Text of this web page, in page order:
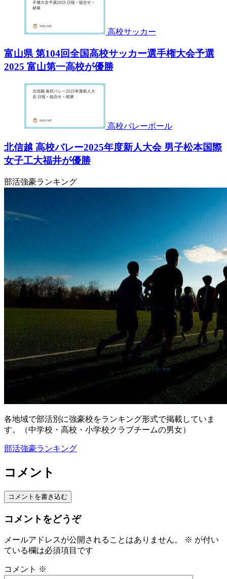
高校サッカー
富山県 第104回全国高校サッカー選手権大会予選
2025 富山第一高校が優勝
高校バレーボール
北信越 高校バレー2025年度新人大会 男子松本国際
女子工大福井が優勝
部活強豪ランキング
各地域で部活別に強豪校をランキング形式で掲載していま
す。（中学校・高校・小学校クラブチームの男女）
部活強豪ランキング
コメント
コメントを書き込む
コメントをどうぞ
メールアドレスが公開されることはありません。 ※ が付い
ている欄は必須項目です
コメント ※